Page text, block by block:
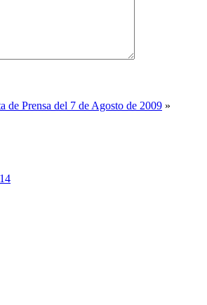
de Prensa del 7 de Agosto de 2009 »